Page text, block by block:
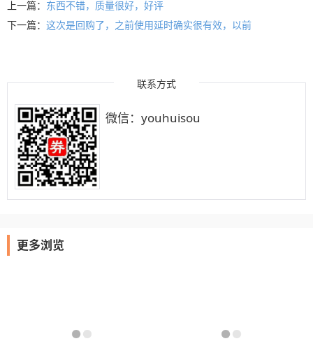
上一篇： 东西不错，质量很好，好评
下一篇： 这次是回购了，之前使用延时确实很有效，以前
联系方式
微信：youhuisou
更多浏览